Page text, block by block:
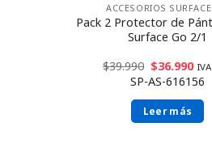
ACCESORIOS
Pack 2 Protector de
Surface Go 2/1
$39.990 $36.990
SP-AS-616156
Leer más